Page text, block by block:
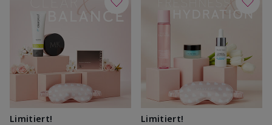
Limitiert!
Limitiert!